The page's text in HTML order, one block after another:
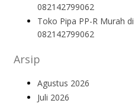
082142799062
Toko Pipa PP-R Murah
082142799062
Arsip
Agustus 2026
Juli 2026